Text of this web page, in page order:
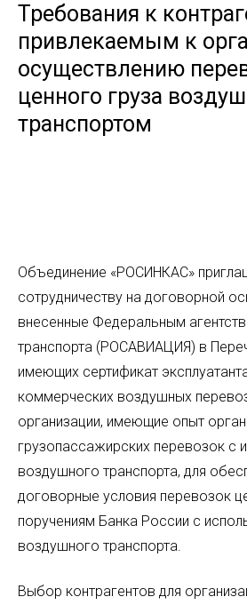
Требования к
привлекаемым к
осуществлению
ценного груза
транспортом
Объединение «РОСИНКАС»
сотрудничеству на договорной
внесенные Федеральным
транспорта (РОСАВИАЦИЯ) в
имеющих сертификат
коммерческих воздушных
организации, имеющие опыт
грузопассажирских перевозок с
воздушного транспорта, для
договорные условия перевозок
поручениям Банка России с
воздушного транспорта.
Выбор контрагентов для